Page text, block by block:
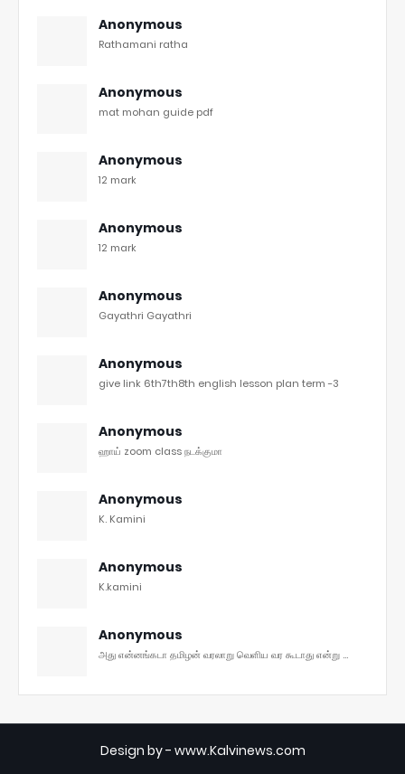
Anonymous
Rathamani ratha
Anonymous
mat mohan guide pdf
Anonymous
12 mark
Anonymous
12 mark
Anonymous
Gayathri Gayathri
Anonymous
give link 6th7th8th english lesson plan term -3
Anonymous
ஹாய் zoom class நடக்குமா
Anonymous
K. Kamini
Anonymous
K.kamini
Anonymous
அது என்னங்கடா தமிழன் வரலாறு வெளிய வர கூடாது என்று ...
Design by - www.Kalvinews.com